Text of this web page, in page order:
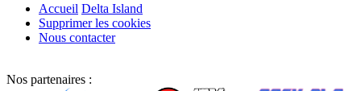
Accueil Delta Island
Supprimer les cookies
Nous contacter
Nos partenaires :